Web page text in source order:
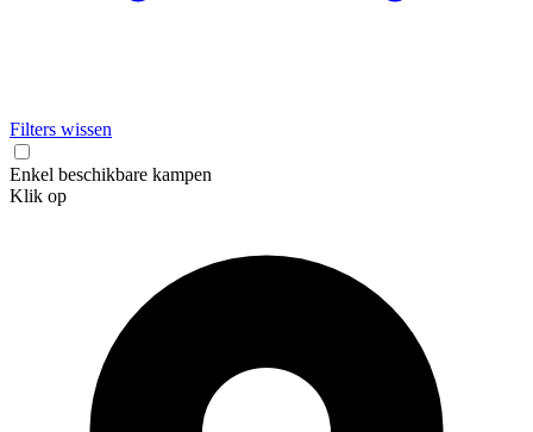
Filters wissen
Enkel beschikbare kampen
Klik op